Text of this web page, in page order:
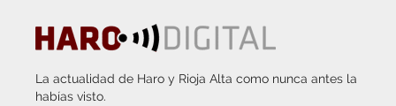
La actualidad de Haro y Rioja Alta como nunca antes la
habías visto.